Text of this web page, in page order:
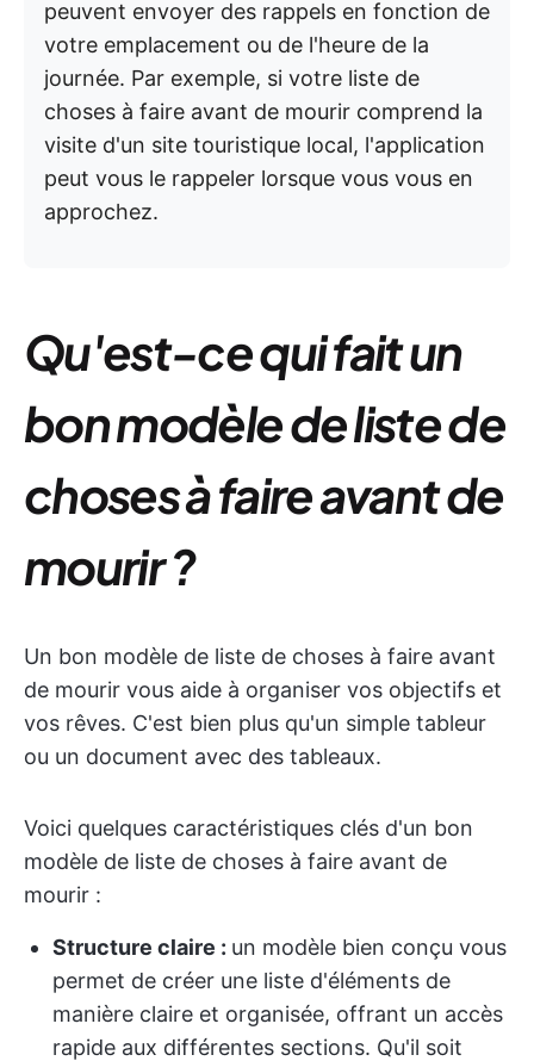
peuvent envoyer des rappels en fonction de
votre emplacement ou de l'heure de la
journée. Par exemple, si votre liste de
choses à faire avant de mourir comprend la
visite d'un site touristique local, l'application
peut vous le rappeler lorsque vous vous en
approchez.
Qu'est-ce qui fait un
bon modèle de liste de
choses à faire avant de
mourir ?
Un bon modèle de liste de choses à faire avant
de mourir vous aide à organiser vos objectifs et
vos rêves. C'est bien plus qu'un simple tableur
ou un document avec des tableaux.
Voici quelques caractéristiques clés d'un bon
modèle de liste de choses à faire avant de
mourir :
Structure claire : un modèle bien conçu vous
permet de créer une liste d'éléments de
manière claire et organisée, offrant un accès
rapide aux différentes sections. Qu'il soit